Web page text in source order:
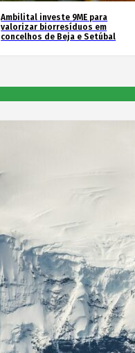
Ambilital investe 9ME para
valorizar biorresíduos em
concelhos de Beja e Setúbal